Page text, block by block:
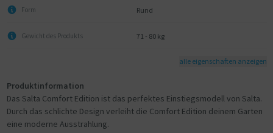
Form Rund
Gewicht des Produkts 71 - 80 kg
alle eigenschaften anzeigen
Produktinformation
Das Salta Comfort Edition ist das perfektes Einstiegsmodell von Salta.
Durch das schlichte Design verleiht die Comfort Edition deinem Garten
eine moderne Ausstrahlung.